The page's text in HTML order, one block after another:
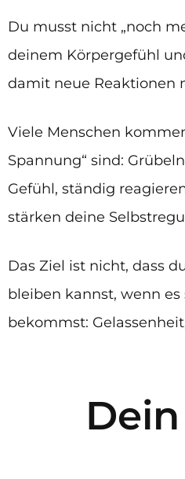
Du musst nicht „noch
deinem Körpergefühl
damit neue Reaktionen
Viele Menschen
Spannung“ sind:
Gefühl, ständig
stärken deine
Das Ziel ist nicht, dass
bleiben kannst, wenn
bekommst: